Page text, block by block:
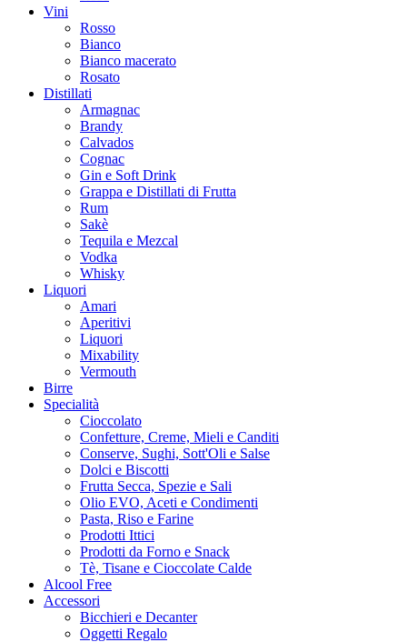
Vini
Rosso
Bianco
Bianco macerato
Rosato
Distillati
Armagnac
Brandy
Calvados
Cognac
Gin e Soft Drink
Grappa e Distillati di Frutta
Rum
Sakè
Tequila e Mezcal
Vodka
Whisky
Liquori
Amari
Aperitivi
Liquori
Mixability
Vermouth
Birre
Specialità
Cioccolato
Confetture, Creme, Mieli e Canditi
Conserve, Sughi, Sott'Oli e Salse
Dolci e Biscotti
Frutta Secca, Spezie e Sali
Olio EVO, Aceti e Condimenti
Pasta, Riso e Farine
Prodotti Ittici
Prodotti da Forno e Snack
Tè, Tisane e Cioccolate Calde
Alcool Free
Accessori
Bicchieri e Decanter
Oggetti Regalo